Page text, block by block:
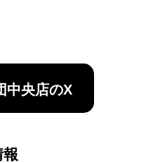
中央店のX
報